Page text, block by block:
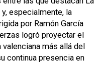
especialmente, la
por Ramón García
logró proyectar el
más allá del
continua presencia en